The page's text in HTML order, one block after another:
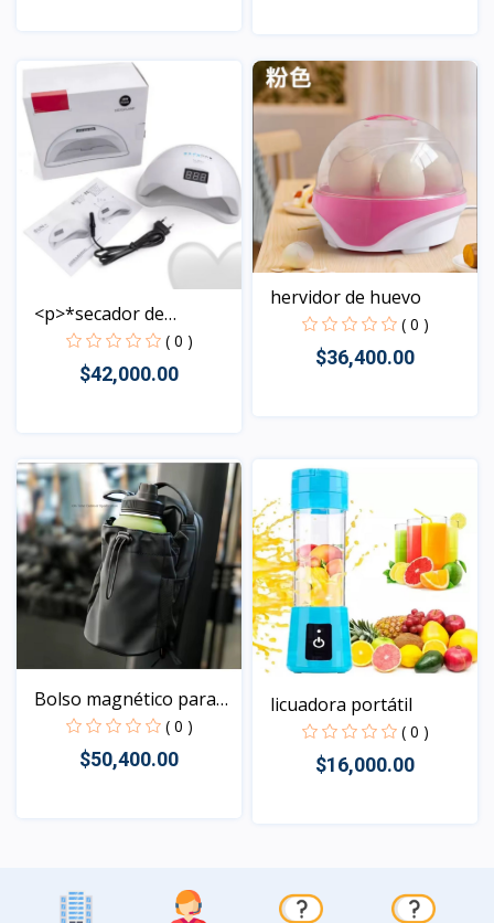
Vista
<p>*secador de
u&ntilde...
( 0 )
$42,000.00
Vista
hervidor de huevo
( 0 )
$36,400.00
Bolso magnético para
( 0 )
$50,400.00
licuadora portátil
( 0 )
$16,000.00